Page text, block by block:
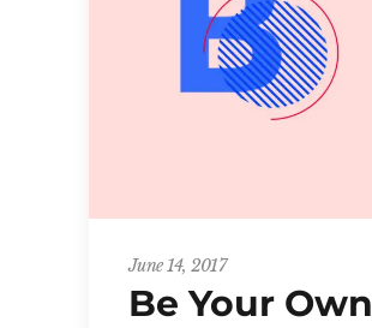
June 14, 2017
Be Your Own